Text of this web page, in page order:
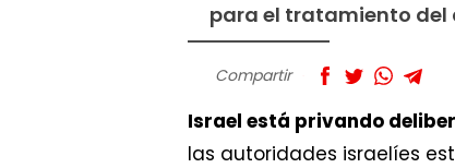
para el tratamiento del
Compartir
Israel está privando
las autoridades israelíes